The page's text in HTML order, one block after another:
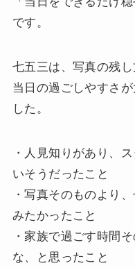
です。
七五三は、写真の残し
当日の過ごしやすさ
した。
・人見知りがあり、
いそうだったこと
・写真そのものより
みたかったこと
・家族で過ごす時間
な、と思ったこと